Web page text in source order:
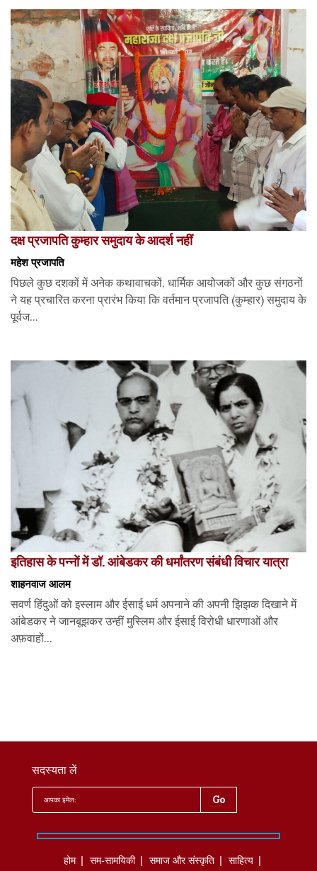
दक्ष प्रजापति कुम्हार समुदाय के आदर्श नहीं
महेश प्रजापति
पिछले कुछ दशकों में अनेक कथावाचकों, धार्मिक आयोजकों और कुछ संगठनों
ने यह प्रचारित करना प्रारंभ किया कि वर्तमान प्रजापति (कुम्हार) समुदाय के
पूर्वज...
इतिहास के पन्नों में डॉ. आंबेडकर की धर्मांतरण संबंधी विचार यात्रा
शाहनवाज आलम
सवर्ण हिंदुओं को इस्लाम और ईसाई धर्म अपनाने की अपनी झिझक दिखाने में
आंबेडकर ने जानबूझकर उन्हीं मुस्लिम और ईसाई विरोधी धारणाओं और
अफ़वाहों...
सदस्यता लें
होम सम-सामयिकी समाज और संस्कृति साहित्‍य